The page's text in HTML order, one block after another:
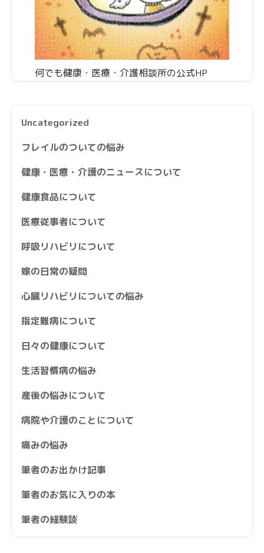
何でも健康・医療・介護相談所の公式HP
Uncategorized
フレイルのついての悩み
健康・医療・介護のニュースについて
健康食品について
医療従事者について
呼吸リハビリについて
嫁の日常の疑問
心臓リハビリについての悩み
指定難病について
日々の健康について
生活習慣病の悩み
産後の悩みについて
病院や介護のことについて
痛みの悩み
筆者のお出かけ記事
筆者のお気に入りの本
筆者の経験談